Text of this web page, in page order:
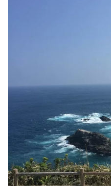
080-
メー